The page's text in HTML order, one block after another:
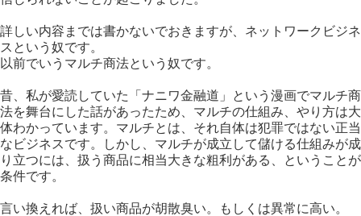
詳しい内容までは書かないでおきますが、ネットワークビジネ
スという奴です。
以前でいうマルチ商法という奴です。
昔、私が愛読していた「ナニワ金融道」という漫画でマルチ商
法を舞台にした話があったため、マルチの仕組み、やり方は大
体わかっています。マルチとは、それ自体は犯罪ではない正当
なビジネスです。しかし、マルチが成立して儲ける仕組みが成
り立つには、扱う商品に相当大きな粗利がある、ということが
条件です。
言い換えれば、扱い商品が胡散臭い。もしくは異常に高い。